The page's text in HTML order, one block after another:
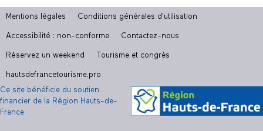
Mentions légales Conditions générales d'utilisation
Accessibilité : non-conforme Contactez-nous
Réservez un weekend Tourisme et congrès
hautsdefrancetourisme.pro
Ce site bénéficie du soutien
financier de la Région Hauts-de-
France